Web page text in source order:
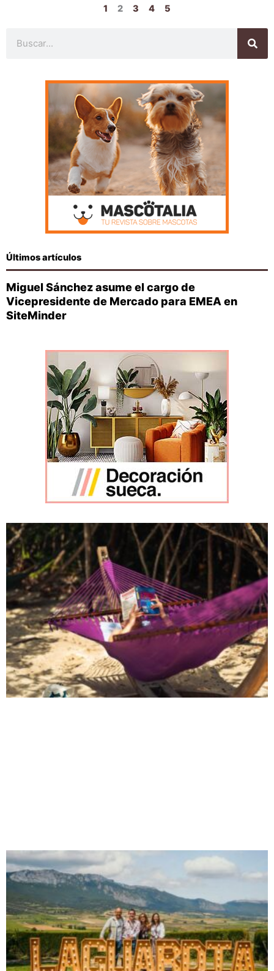
1 2 3 4 5
Últimos artículos
Miguel Sánchez asume el cargo de
Vicepresidente de Mercado para EMEA en
SiteMinder